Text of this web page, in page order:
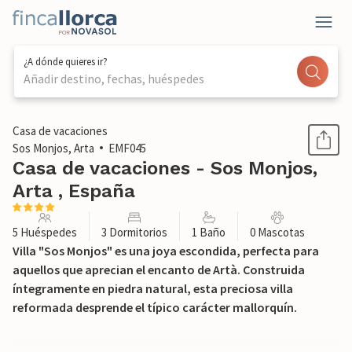
¿A dónde quieres ir?
Añadir destino, fechas, huéspedes
1 / 51
Casa de vacaciones
Sos Monjos, Arta
EMF045
Casa de vacaciones - Sos Monjos,
Arta , España
5 Huéspedes 3 Dormitorios 1 Baño 0 Mascotas
Villa "Sos Monjos" es una joya escondida, perfecta para
aquellos que aprecian el encanto de Artà. Construida
íntegramente en piedra natural, esta preciosa villa
reformada desprende el típico carácter mallorquín.